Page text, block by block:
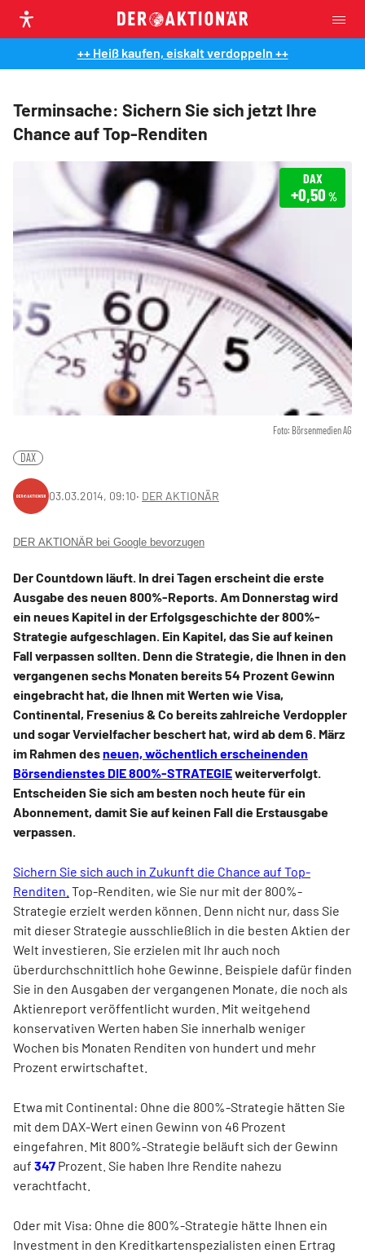
++ Heiß kaufen, eiskalt verdoppeln ++
Terminsache: Sichern Sie sich jetzt Ihre
Chance auf Top-Renditen
Foto: Börsenmedien AG
DAX
+0,50 %
DAX
03.03.2014, 09:10‧ DER AKTIONÄR
DER AKTIONÄR bei Google bevorzugen
Der Countdown läuft. In drei Tagen erscheint die erste
Ausgabe des neuen 800%-Reports. Am Donnerstag wird
ein neues Kapitel in der Erfolgsgeschichte der 800%-
Strategie aufgeschlagen. Ein Kapitel, das Sie auf keinen
Fall verpassen sollten. Denn die Strategie, die Ihnen in den
vergangenen sechs Monaten bereits 54 Prozent Gewinn
eingebracht hat, die Ihnen mit Werten wie Visa,
Continental, Fresenius & Co bereits zahlreiche Verdoppler
und sogar Vervielfacher beschert hat, wird ab dem 6. März
im Rahmen desneuen, wöchentlich erscheinenden
Börsendienstes DIE 800%-STRATEGIEweiterverfolgt.
Entscheiden Sie sich am besten noch heute für ein
Abonnement, damit Sie auf keinen Fall die Erstausgabe
verpassen.
Sichern Sie sich auch in Zukunft die Chance auf Top-
Renditen. Top-Renditen, wie Sie nur mit der 800%-
Strategie erzielt werden können. Denn nicht nur, dass Sie
mit dieser Strategie ausschließlich in die besten Aktien der
Welt investieren, Sie erzielen mit Ihr auch noch
überdurchschnittlich hohe Gewinne. Beispiele dafür finden
Sie in den Ausgaben der vergangenen Monate, die noch als
Aktienreport veröffentlicht wurden. Mit weitgehend
konservativen Werten haben Sie innerhalb weniger
Wochen bis Monaten Renditen von hundert und mehr
Prozent erwirtschaftet.
Etwa mit Continental: Ohne die 800%-Strategie hätten Sie
mit dem DAX-Wert einen Gewinn von 46 Prozent
eingefahren. Mit 800%-Strategie beläuft sich der Gewinn
auf 347 Prozent. Sie haben Ihre Rendite nahezu
verachtfacht.
Oder mit Visa: Ohne die 800%-Strategie hätte Ihnen ein
Investment in den Kreditkartenspezialisten einen Ertrag